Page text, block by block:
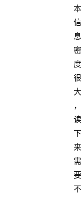
本
信
息
密
度
很
大
，
读
下
来
需
要
不